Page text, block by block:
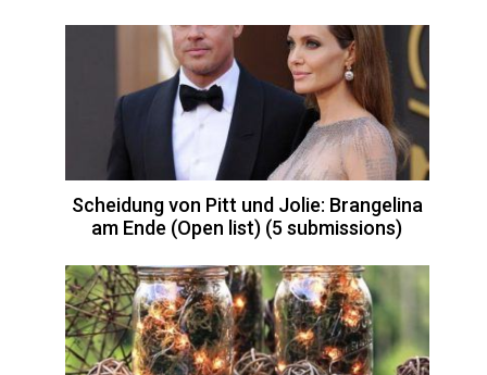
Scheidung von Pitt und Jolie: Brangelina
am Ende (Open list) (5 submissions)